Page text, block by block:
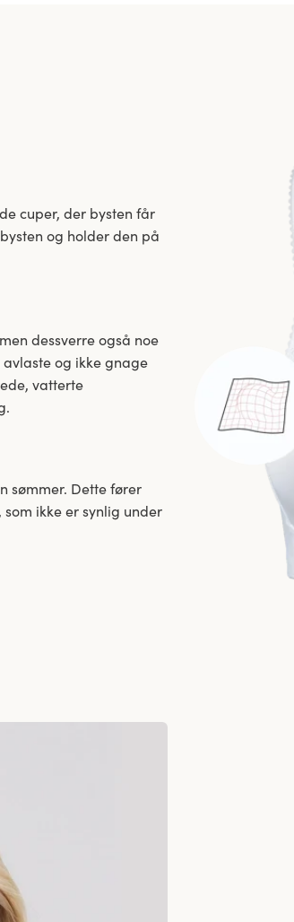
cuper, der bysten får
og holder den på
dessverre også noe
og ikke gnage
vatterte
sømmer. Dette fører
ikke er synlig under